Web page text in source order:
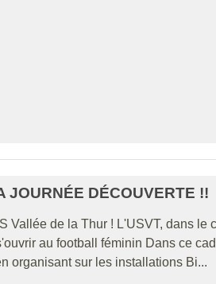
JOURNÉE DÉCOUVERTE !!
Vallée de la Thur ! L'USVT, dans le
au football féminin Dans ce
organisant sur les installations Bi...